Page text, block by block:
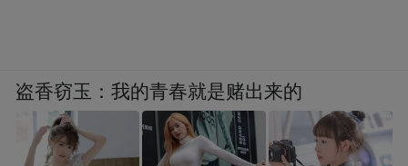
盗香窃玉：我的青春就是赌出来的